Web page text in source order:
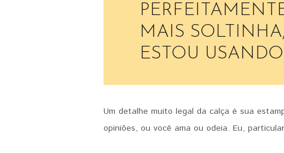
MAIS
ESTOU
Um detalhe muito legal da calça é sua
opiniões, ou você ama ou odeia. Eu,